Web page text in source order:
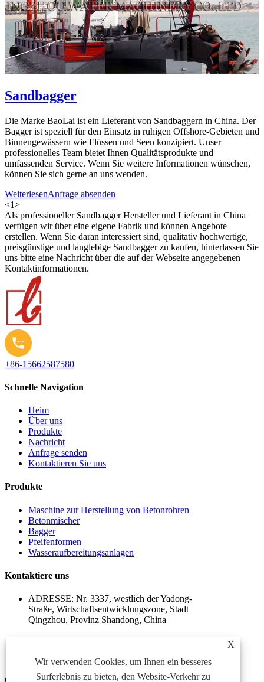
Sandbagger
Die Marke BaoLai ist ein Lieferant von Sandbaggern in China. Der
Bagger ist speziell für den Einsatz in ruhigen Offshore-Gebieten und
Binnengewässern wie Flüssen und Seen konzipiert. Unser
professionelles Team bietet Ihnen Qualitätsprodukte und
umfassenden Service. Wenn Sie weitere Informationen wünschen,
können Sie sich gerne an uns wenden.
WeiterlesenAnfrage absenden
<1>
Als professioneller Sandbagger Hersteller und Lieferant in China
verfügen wir über eine eigene Fabrik und können Angebote
erstellen. Wenn Sie daran interessiert sind, qualitativ hochwertige,
preisgünstige und langlebige Sandbagger zu kaufen, hinterlassen Sie
uns bitte eine Nachricht über die auf der Webseite angegebenen
Kontaktinformationen.
X
Wir verwenden Cookies, um Ihnen ein besseres
Surferlebnis zu bieten, den Website-Verkehr zu
+86-15662587580
Schnelle Navigation
Heim
Über uns
Produkte
Nachricht
Anfrage senden
Kontaktieren Sie uns
Produkte
Maschine zur Herstellung von Betonrohren
Betonmischer
Bagger
Pfeifenformen
Wasseraufbereitungsanlagen
Kontaktiere uns
ADRESSE: Nr. 3337, westlich der Yadong-
Straße, Wirtschaftsentwicklungszone, Stadt
Qingzhou, Provinz Shandong, China
TEL:+86-15662587580